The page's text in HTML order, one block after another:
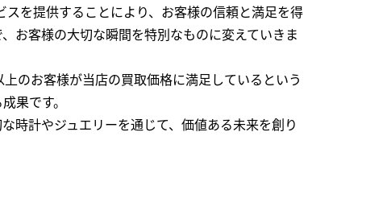
を提供することにより、お客様の信頼と満足を得
お客様の大切な瞬間を特別なものに変えていきま
のお客様が当店の買取価格に満足しているという
果です。
時計やジュエリーを通じて、価値ある未来を創り